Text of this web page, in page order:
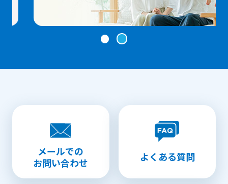
メールでの
お問い合わせ
よくある質問